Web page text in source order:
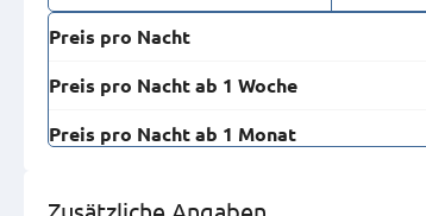
Preis pro Nacht
Preis pro Nacht ab 1 Woche
Preis pro Nacht ab 1 Monat